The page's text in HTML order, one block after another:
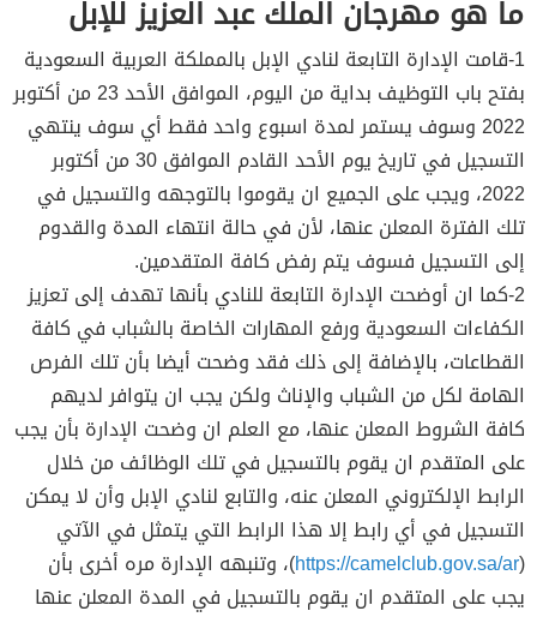
ما هو مهرجان الملك عبد العزيز للإبل
1-قامت الإدارة التابعة لنادي الإبل بالمملكة العربية السعودية
بفتح باب التوظيف بداية من اليوم، الموافق الأحد 23 من أكتوبر
2022 وسوف يستمر لمدة اسبوع واحد فقط أي سوف ينتهي
التسجيل في تاريخ يوم الأحد القادم الموافق 30 من أكتوبر
2022، ويجب على الجميع ان يقوموا بالتوجهه والتسجيل في
تلك الفترة المعلن عنها، لأن في حالة انتهاء المدة والقدوم
إلى التسجيل فسوف يتم رفض كافة المتقدمين.
2-كما ان أوضحت الإدارة التابعة للنادي بأنها تهدف إلى تعزيز
الكفاءات السعودية ورفع المهارات الخاصة بالشباب في كافة
القطاعات، بالإضافة إلى ذلك فقد وضحت أيضا بأن تلك الفرص
الهامة لكل من الشباب والإناث ولكن يجب ان يتوافر لديهم
كافة الشروط المعلن عنها، مع العلم ان وضحت الإدارة بأن يجب
على المتقدم ان يقوم بالتسجيل في تلك الوظائف من خلال
الرابط الإلكتروني المعلن عنه، والتابع لنادي الإبل وأن لا يمكن
التسجيل في أي رابط إلا هذا الرابط التي يتمثل في الآتي
(
https://camelclub.gov.sa/ar)، وتنبهه الإدارة مره أخرى بأن
يجب على المتقدم ان يقوم بالتسجيل في المدة المعلن عنها